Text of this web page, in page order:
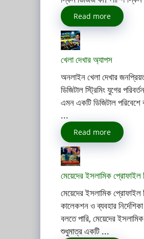
Read more
খেলা দেখার অ্যাপস
অনলাইন খেলা দেখার
ডিজিটাল স্ট্রিমিং যুগের
এমন একটি ডিজিটাল পরিবেশে
...
Read more
মেয়েদের ইসলামিক প্রোফাইল
মেয়েদের ইসলামিক প্রোফাইল
কালেকশন ও ব্যবহার
বলতে পারি, মেয়েদের
শুধুমাত্র একটি ...